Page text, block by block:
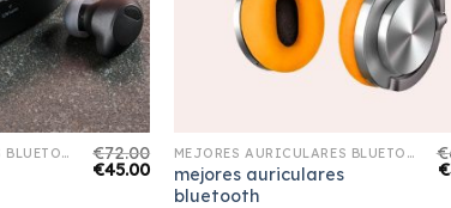
MEJORES AURICULARES BLUETOOTH €72.00
€45.00
MEJORES AURICULARES BLUETOOTH
mejores auriculares
bluetooth
€
€